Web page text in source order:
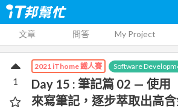
文章 問答 My Project
2021 iThome 鐵人賽 Software
Day 15 : 筆記篇 02 — 使用
來寫筆記，逐步萃取出高
1